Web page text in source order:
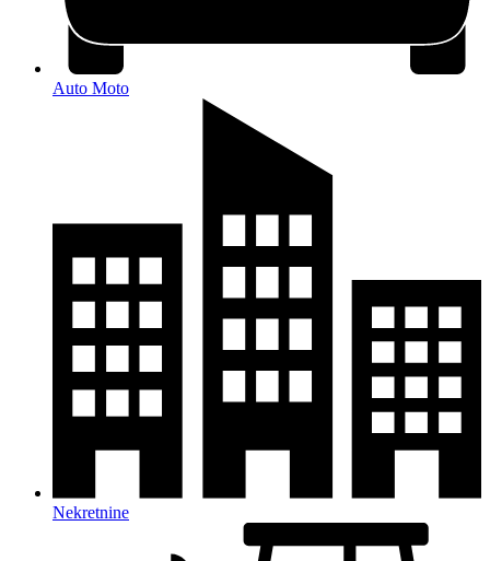
Auto Moto
Nekretnine